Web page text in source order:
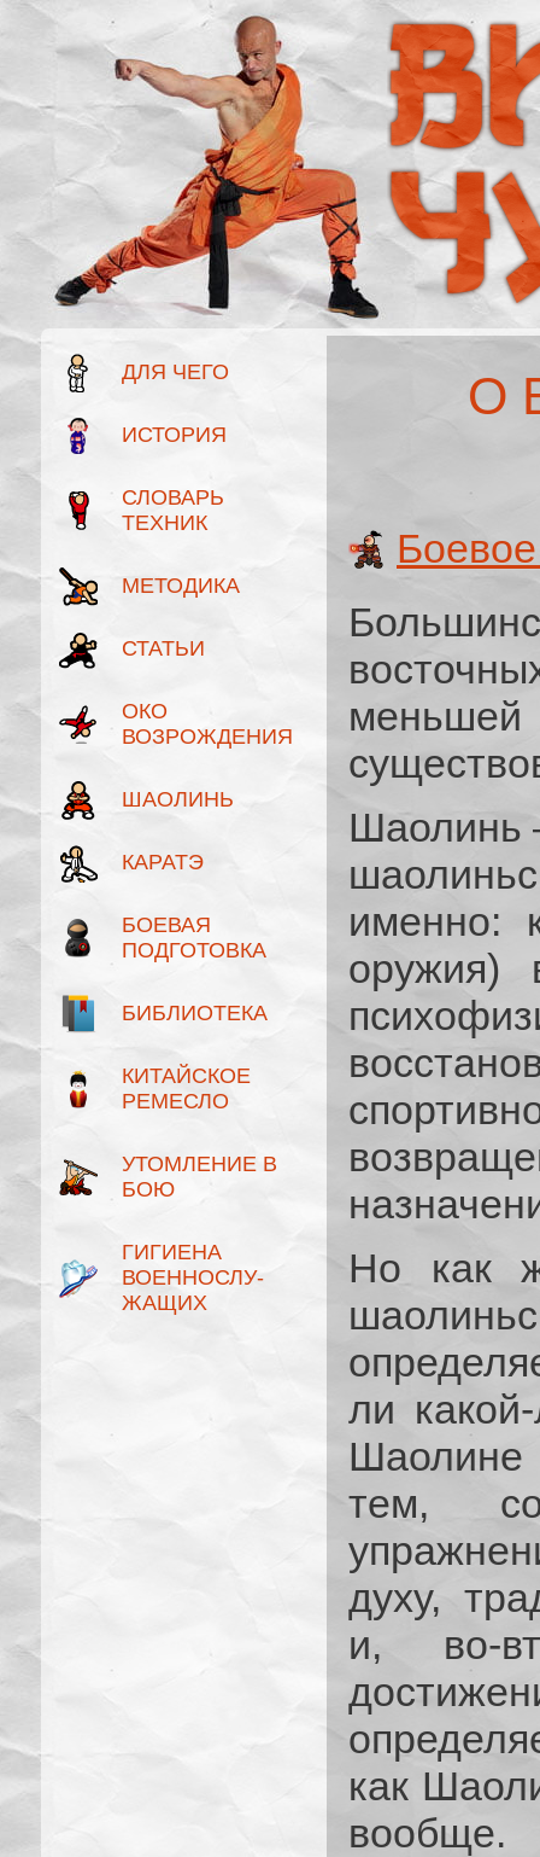
ДЛЯ ЧЕГО
ИСТОРИЯ
СЛОВАРЬ
ТЕХНИК
МЕТОДИКА
СТАТЬИ
ОКО
ВОЗРОЖДЕНИЯ
ШАОЛИНЬ
КАРАТЭ
БОЕВАЯ
ПОДГОТОВКА
БИБЛИОТЕКА
КИТАЙСКОЕ
РЕМЕСЛО
УТОМЛЕНИЕ В
БОЮ
ГИГИЕНА
ВОЕННОСЛУ­
ЖАЩИХ
О
Шаолинь
именно:
оружия)
Но как
ли
Шаолине
тем,
духу,
и, во-
как
вообще.